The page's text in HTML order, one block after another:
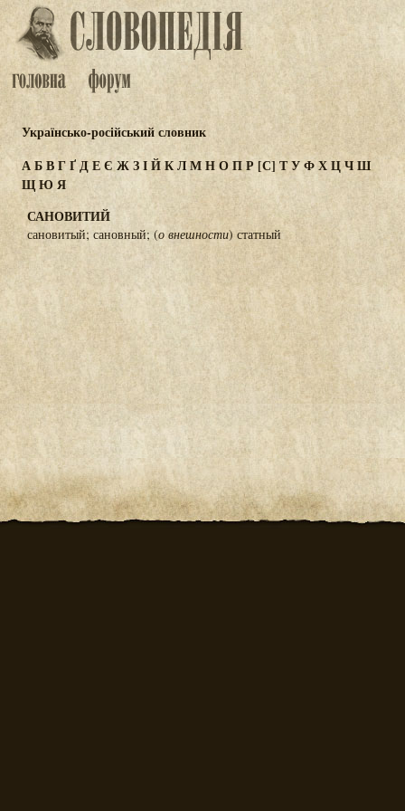
Українсько-російський словник
АБВГҐДЕЄ ЖЗІЙКЛМНОПР [С] ТУФХЦЧШ
ЩЮ Я
САНОВИТИЙ
сановитый; сановный; (о внешности) статный